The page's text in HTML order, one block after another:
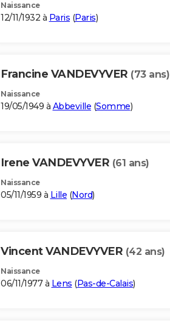
Naissance
12/11/1932 à Paris (Paris)
Francine VANDEVYVER (73 ans)
Naissance
19/05/1949 à Abbeville (Somme)
Irene VANDEVYVER (61 ans)
Naissance
05/11/1959 à Lille (Nord)
Vincent VANDEVYVER (42 ans)
Naissance
06/11/1977 à Lens (Pas-de-Calais)